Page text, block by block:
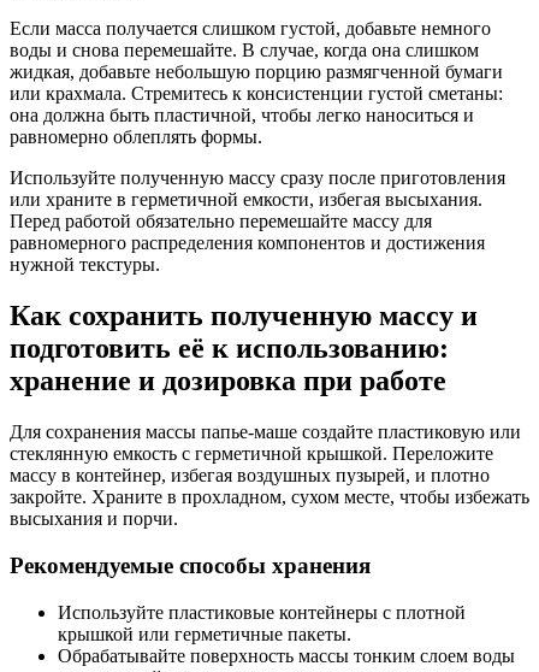
Если масса получается слишком густой, добавьте немного
воды и снова перемешайте. В случае, когда она слишком
жидкая, добавьте небольшую порцию размягченной бумаги
или крахмала. Стремитесь к консистенции густой сметаны:
она должна быть пластичной, чтобы легко наноситься и
равномерно облеплять формы.
Используйте полученную массу сразу после приготовления
или храните в герметичной емкости, избегая высыхания.
Перед работой обязательно перемешайте массу для
равномерного распределения компонентов и достижения
нужной текстуры.
Как сохранить полученную массу и
подготовить её к использованию:
хранение и дозировка при работе
Для сохранения массы папье-маше создайте пластиковую или
стеклянную емкость с герметичной крышкой. Переложите
массу в контейнер, избегая воздушных пузырей, и плотно
закройте. Храните в прохладном, сухом месте, чтобы избежать
высыхания и порчи.
Рекомендуемые способы хранения
Используйте пластиковые контейнеры с плотной
крышкой или герметичные пакеты.
Обрабатывайте поверхность массы тонким слоем воды